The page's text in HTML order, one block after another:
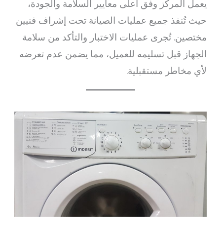
يعمل المركز وفق أعلى معايير السلامة والجودة،
حيث تُنفذ جميع عمليات الصيانة تحت إشراف فنيين
مختصين. تُجرى عمليات الاختبار والتأكد من سلامة
الجهاز قبل تسليمه للعميل، مما يضمن عدم تعرضه
لأي مخاطر مستقبلية.